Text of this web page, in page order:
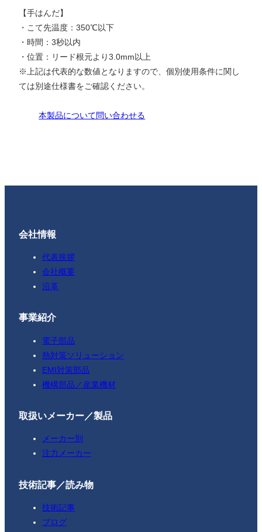
【手はんだ】
・こて先温度：350℃以下
・時間：3秒以内
・位置：リード根元より3.0mm以上
※上記は代表的な数値となりますので、個別使用条件に関し
ては別途仕様書をご確認ください。
本製品について問い合わせる
会社情報
代表挨拶
会社概要
沿革
事業紹介
電子部品
熱対策ソリューション
EMI対策部品
機構部品／産業機材
取扱いメーカー／製品
メーカー別
注力メーカー
技術記事／読み物
技術記事
ブログ